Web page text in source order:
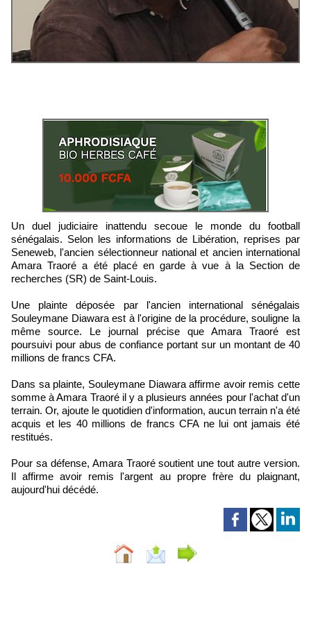
Un duel judiciaire inattendu secoue le monde du football
sénégalais. Selon les informations de Libération, reprises par
Seneweb, l'ancien sélectionneur national et ancien international
Amara Traoré a été placé en garde à vue à la Section de
recherches (SR) de Saint-Louis.
Une plainte déposée par l'ancien international sénégalais
Souleymane Diawara est à l'origine de la procédure, souligne la
même source. Le journal précise que Amara Traoré est
poursuivi pour abus de confiance portant sur un montant de 40
millions de francs CFA.
Dans sa plainte, Souleymane Diawara affirme avoir remis cette
somme à Amara Traoré il y a plusieurs années pour l'achat d'un
terrain. Or, ajoute le quotidien d'information, aucun terrain n'a été
acquis et les 40 millions de francs CFA ne lui ont jamais été
restitués.
Pour sa défense, Amara Traoré soutient une tout autre version.
Il affirme avoir remis l'argent au propre frère du plaignant,
aujourd'hui décédé.